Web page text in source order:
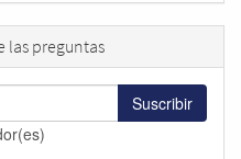
las preguntas
Suscribir